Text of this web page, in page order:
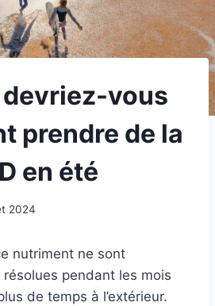
vous
prendre de la
en été
2024
nutriment ne sont
pendant les mois
de temps à l’extérieur.